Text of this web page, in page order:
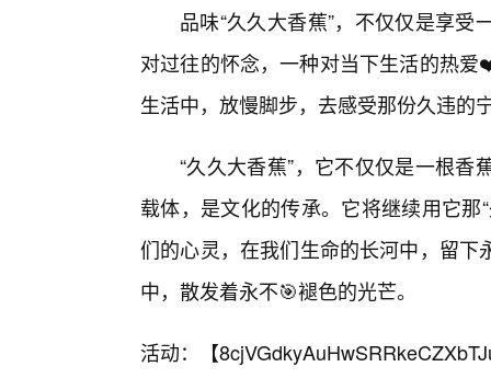
品味“久久大香蕉”，不仅仅是享
对过往的怀念，一种对当下生活的热
生活中，放慢脚步，去感受那份久违的
“久久大香蕉”，它不仅仅是一根
载体，是文化的传承。它将继续用它
们的心灵，在我们生命的长河中，留
中，散发着永不🎯褪色的光芒。
活动：【